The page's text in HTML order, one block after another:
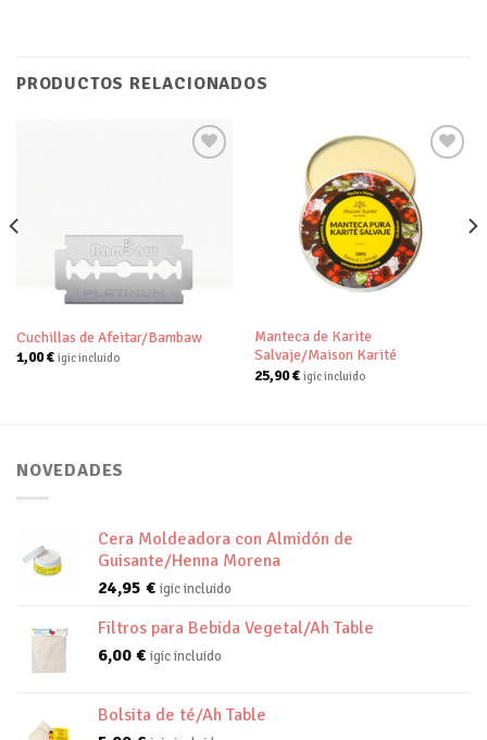
PRODUCTOS RELACIONADOS
lista de
Cuchillas de Afeitar/Bambaw
1,00€ igic incluido
lista de
Manteca de Karite
Salvaje/Maison Karité
25,90€ igic incluido
NOVEDADES
Cera Moldeadora con Almidón de
Guisante/Henna Morena
24,95 € igic incluido
Filtros para Bebida Vegetal/Ah Table
6,00 € igic incluido
Bolsita de té/Ah Table